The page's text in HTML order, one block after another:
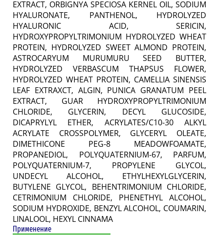
EXTRACT, ORBIGNYA SPECIOSA KERNEL OIL, SODIUM
HYALURONATE, PANTHENOL, HYDROLYZED
HYALURONIC ACID, SERICIN,
HYDROXYPROPYLTRIMONIUM HYDROLYZED WHEAT
PROTEIN, HYDROLYZED SWEET ALMOND PROTEIN,
ASTROCARYUM MURUMURU SEED BUTTER,
HYDROLYZED VERBASCUM THAPSUS FLOWER,
HYDROLYZED WHEAT PROTEIN, CAMELLIA SINENSIS
LEAF EXTRAXCT, ALGIN, PUNICA GRANATUM PEEL
EXTRACT, GUAR HYDROXYPROPYLTRIMONIUM
CHLORIDE, GLYCERIN, DECYL GLUCOSIDE,
DICAPRYLYL ETHER, ACRYLATES/C10-30 ALKYL
ACRYLATE CROSSPOLYMER, GLYCERYL OLEATE,
DIMETHICONE PEG-8 MEADOWFOAMATE,
PROPANEDIOL, POLYQUATERNIUM-67, PARFUM,
POLYQUATERNIUM-7, PROPYLENE GLYCOL,
UNDECYL ALCOHOL, ETHYLHEXYLGLYCERIN,
BUTYLENE GLYCOL, BEHENTRIMONIUM CHLORIDE,
CETRIMONIUM CHLORIDE, PHENETHYL ALCOHOL,
SODIUM HYDROXIDE, BENZYL ALCOHOL, COUMARIN,
LINALOOL, HEXYL CINNAMA
Применение